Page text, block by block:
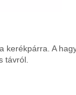
kerékpárra. A
távról.